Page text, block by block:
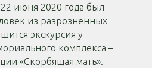
июня 2020 года был
из разрозненных
экскурсия у
комплекса –
«Скорбящая мать».